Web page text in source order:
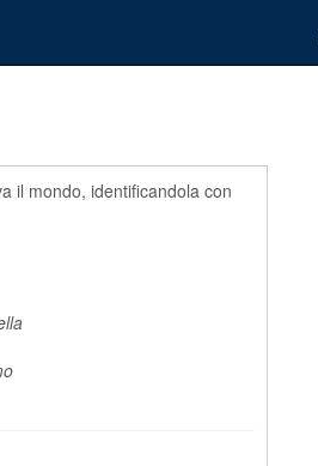
il mondo, identificandola con